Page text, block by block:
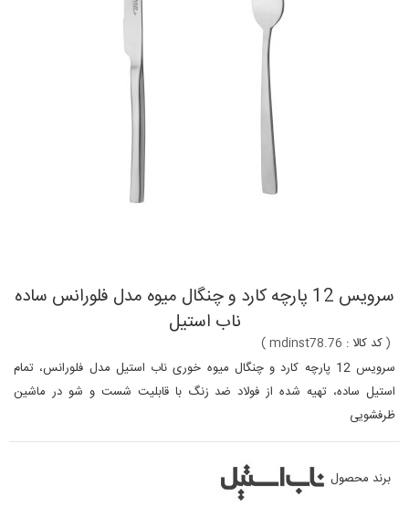
سرویس 12 پارچه کارد و چنگال میوه مدل فلورانس ساده
ناب استیل
(کد کالا : mdinst78.76
)
سرویس 12 پارچه کارد و چنگال میوه خوری ناب استیل مدل فلورانس، تمام
استیل ساده، تهیه شده از فولاد ضد زنگ با قابلیت شست و شو در ماشین
ظرفشویی
برند محصول